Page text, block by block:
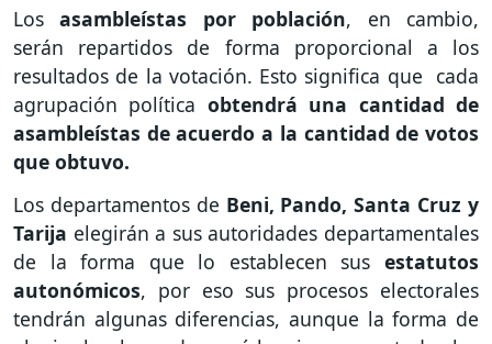
Losasambleístas por población, en cambio,
serán repartidos de forma proporcional a los
resultados de la votación. Esto significa que cada
agrupación política obtendrá una cantidad de
asambleístas de acuerdo a la cantidad de votos
que obtuvo.
Los departamentos de Beni, Pando, Santa Cruz y
Tarija elegirán a sus autoridades departamentales
de la forma que lo establecen sus estatutos
autonómicos, por eso sus procesos electorales
tendrán algunas diferencias, aunque la forma de